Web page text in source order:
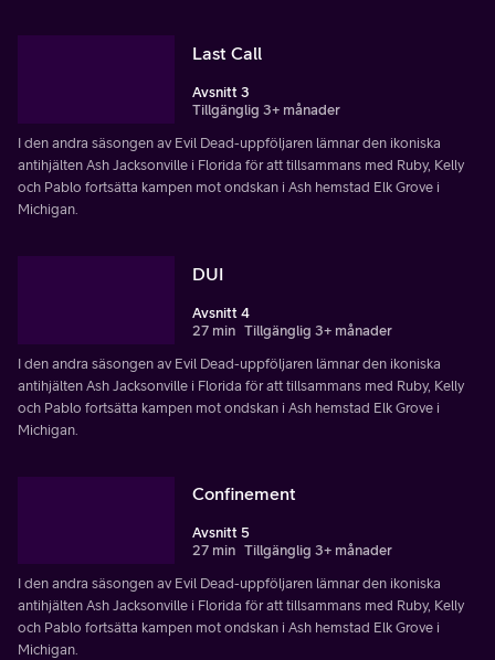
Last Call
Avsnitt 3
Tillgänglig 3+ månader
I den andra säsongen av Evil Dead-uppföljaren lämnar den ikoniska
antihjälten Ash Jacksonville i Florida för att tillsammans med Ruby, Kelly
och Pablo fortsätta kampen mot ondskan i Ash hemstad Elk Grove i
Michigan.
DUI
Avsnitt 4
27 min Tillgänglig 3+ månader
I den andra säsongen av Evil Dead-uppföljaren lämnar den ikoniska
antihjälten Ash Jacksonville i Florida för att tillsammans med Ruby, Kelly
och Pablo fortsätta kampen mot ondskan i Ash hemstad Elk Grove i
Michigan.
Confinement
Avsnitt 5
27 min Tillgänglig 3+ månader
I den andra säsongen av Evil Dead-uppföljaren lämnar den ikoniska
antihjälten Ash Jacksonville i Florida för att tillsammans med Ruby, Kelly
och Pablo fortsätta kampen mot ondskan i Ash hemstad Elk Grove i
Michigan.